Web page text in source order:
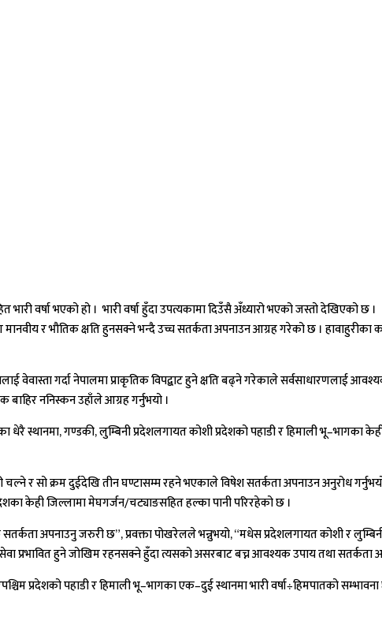
वर्षा भएको हो । भारी वर्षा हुँदा उपत्यकामा दिउँसै अँध्यारो भएको जस्तो देखिएको छ ।
र भौतिक क्षति हुनसक्ने भन्दै उच्च सतर्कता अपनाउन आग्रह गरेको छ ।
वेवास्ता गर्दा नेपालमा प्राकृतिक विपद्बाट हुने क्षति बढ्ने गरेकाले
ननिस्कन उहाँले आग्रह गर्नुभयो ।
धेरै स्थानमा, गण्डकी, लुम्बिनी प्रदेशलगायत कोशी प्रदेशको पहाडी र हिमाली
चल्ने र सो क्रम दुईदेखि तीन घण्टासम्म रहने भएकाले विषेश सतर्कता अपनाउन अनुरोध
केही जिल्लामा मेघगर्जन/चट्याङसहित हल्का पानी परिरहेको छ ।
सतर्कता अपनाउनु जरुरी छ”, प्रवक्ता पोखरेलले भन्नुभयो, “मधेस प्रदेशलगायत कोशी र
प्रभावित हुने जोखिम रहनसक्ने हुँदा त्यसको असरबाट बच्न आवश्यक उपाय तथा
प्रदेशको पहाडी र हिमाली भू–भागका एक–दुई स्थानमा भारी वर्षा÷हिमपातको